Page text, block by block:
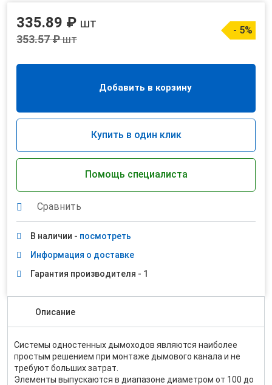
335.89 ₽ шт
353.57 ₽шт
- 5%
Добавить в корзину
Купить в один клик
Помощь специалиста
Сравнить
В наличии - посмотреть
Информация о доставке
Гарантия производителя - 1
Описание
Системы одностенных дымоходов являются наиболее
простым решением при монтаже дымового канала и не
требуют больших затрат.
Элементы выпускаются в диапазоне диаметром от 100 до